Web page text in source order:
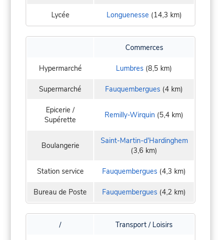
Lycée Longuenesse (14,3 km)
Commerces
Hypermarché Lumbres (8,5 km)
Supermarché Fauquembergues (4 km)
Epicerie /
Supérette
Remilly-Wirquin (5,4 km)
Boulangerie
Saint-Martin-d'Hardinghem
(3,6 km)
Station service Fauquembergues (4,3 km)
Bureau de Poste Fauquembergues (4,2 km)
/ Transport / Loisirs